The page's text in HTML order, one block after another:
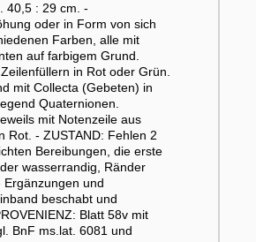
40,5 : 29 cm. -
oder in Form von sich
Farben, alle mit
auf farbigem Grund.
in Rot oder Grün.
mit Collecta (Gebeten) in
Quaternionen.
mit Notenzeile aus
Rot. - ZUSTAND: Fehlen 2
Bereibungen, die erste
wasserrandig, Ränder
und
beschabt und
Blatt 58v mit
BnF ms.lat. 6081 und